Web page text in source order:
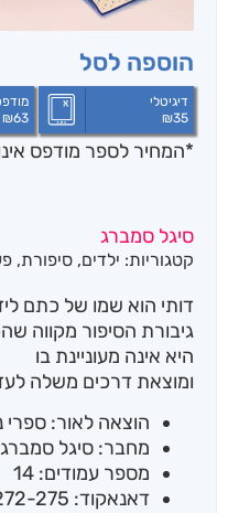
הוספה לסל
דיגיטלי
₪35
₪63
*המחיר לספר מודפס
סיגל סמברג
קטגוריות: ילדים, סיפורת,
דותי הוא שמו של כתם
גיבורת הסיפור מקווה
היא אינה מעוניינת בו
ומוצאת דרכים משלה
הוצאה לאור: ספרי
מחבר: סיגל סמברג
מספר עמודים: 14
דאנאקוד: 1272-275